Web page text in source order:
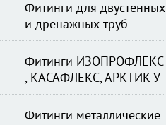
Фитинги для двустенных
и дренажных труб
Фитинги ИЗОПРОФЛЕКС
, КАСАФЛЕКС, АРКТИК-У
Фитинги металлические